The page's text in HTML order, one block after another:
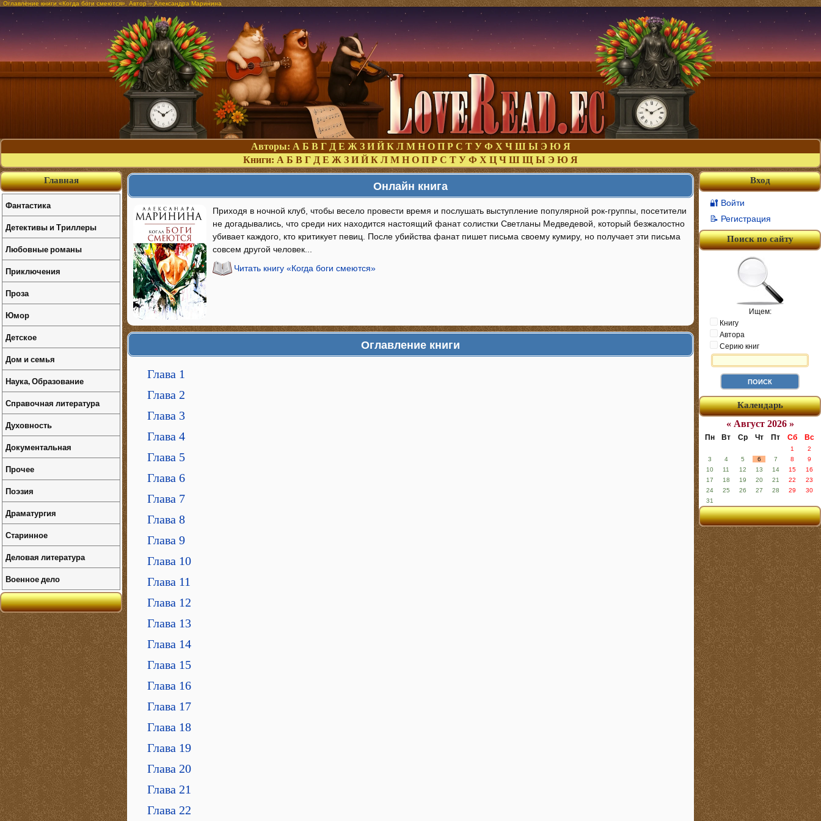
Оглавление книги «Когда боги смеются». Автор – Александра Маринина
Авторы: А Б В Г Д Е Ж З И Й К Л М Н О П Р С Т У Ф Х Ч Ш Ы Э Ю Я
Книги: А Б В Г Д Е Ж З И Й К Л М Н О П Р С Т У Ф Х Ц Ч Ш Щ Ы Э Ю Я
Онлайн книга
Приходя в ночной клуб, чтобы весело провести время и послушать выступление популярной рок-группы, посетители
не догадывались, что среди них находится настоящий фанат солистки Светланы Медведевой, который безжалостно
убивает каждого, кто критикует певиц. После убийства фанат пишет письма своему кумиру, но получает эти письма
совсем другой человек...
Читать книгу «Когда боги смеются»
Оглавление книги
Глава 1
Глава 2
Глава 3
Глава 4
Глава 5
Глава 6
Глава 7
Глава 8
Глава 9
Глава 10
Глава 11
Глава 12
Глава 13
Глава 14
Глава 15
Глава 16
Глава 17
Глава 18
Глава 19
Глава 20
Глава 21
Глава 22
Вход
🔐 Войти
📝 Регистрация
Поиск по сайту
Ищем:
Книгу
Автора
Серию книг
Календарь
« Август 2026 »
Пн Вт Ср Чт Пт Сб Вс
1
2
3
4 5 6 7 8
9
10
11 12 13 14 15
16
17
18 19 20 21 22
23
24
25 26 27 28 29
30
31
Главная
Фантастика
Детективы и Триллеры
Любовные романы
Приключения
Проза
Юмор
Детское
Дом и семья
Наука, Образование
Справочная литература
Духовность
Документальная
Прочее
Поэзия
Драматургия
Старинное
Деловая литература
Военное дело